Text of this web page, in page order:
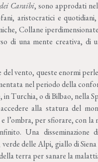
Caraibi, sono approdati
aristocratici e
Collane
di una mente creativa, di
vento, queste enormi
nel periodo della
Turchia, o di Bilbao, nella
alla statura del
l’ombra, per sfiorare, con la
Una disseminazione
delle Alpi, giallo di
terra per sanare la